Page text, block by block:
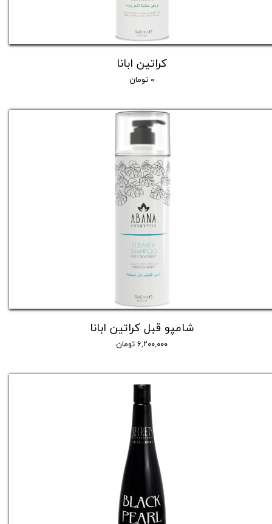
کراتین ابانا
۰ تومان
شامپو قبل کراتین ابانا
۶,۲۰۰,۰۰۰ تومان